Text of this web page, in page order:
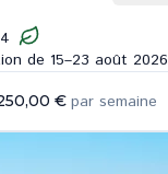
4
de 15–23 août 2026
€ par semaine